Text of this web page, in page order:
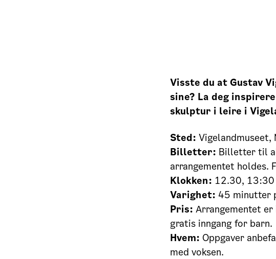
Visste du at Gustav
sine? La deg
skulptur i leire i
Sted: Vigelandmuseet,
Billetter: Billetter til
arrangementet holdes.
Klokken: 12.30,
Varighet: 45 minutter
Pris: Arrangementet
gratis inngang for barn.
Hvem: Oppgaver
med voksen.